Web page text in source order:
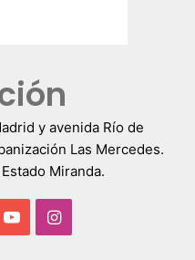
y avenida Río de
Las Mercedes.
Miranda.
YouTubeInstagram